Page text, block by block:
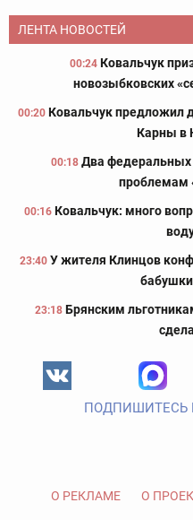
ЛЕНТА НОВОСТЕЙ
00:24 Ковальчук
новозыбковских
00:20 Ковальчук предложил
Карны в
00:18 Два федеральных
проблемам
00:16 Ковальчук: много
23:40 У жителя Клинцов
23:18 Брянским
ПОДПИШИТЕСЬ
О РЕКЛАМЕ О